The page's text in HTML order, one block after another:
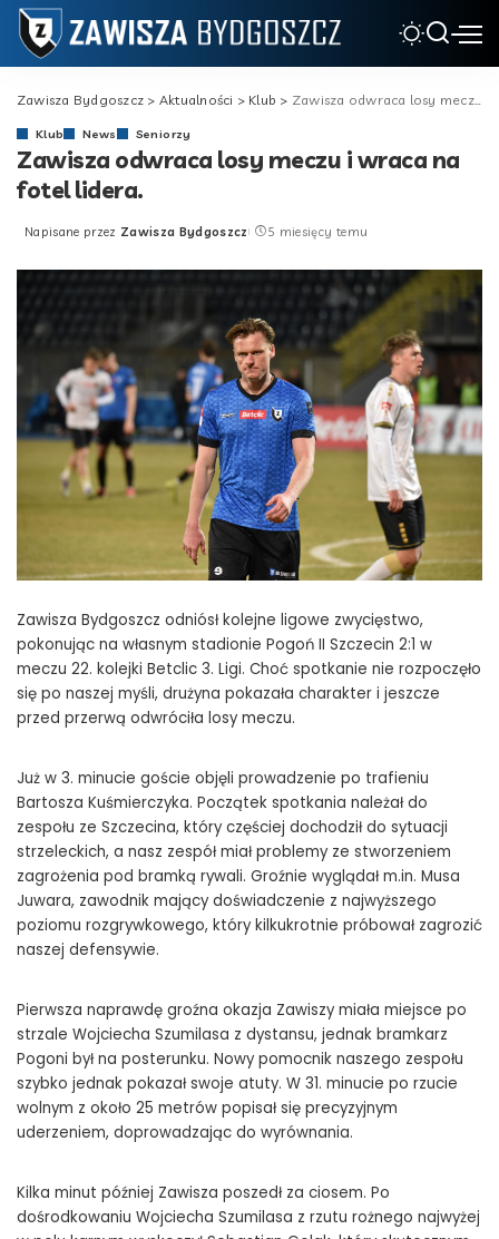
Zawisza Bydgoszcz > Aktualności > Klub > Zawisza odwraca losy meczu i wraca na fotel lidera.
Klub News Seniorzy
Zawisza odwraca losy meczu i wraca na
fotel lidera.
Posted
Napisane przez Zawisza Bydgoszcz 5 miesięcy temu
Zawisza Bydgoszcz odniósł kolejne ligowe zwycięstwo,
pokonując na własnym stadionie Pogoń II Szczecin 2:1 w
meczu 22. kolejki Betclic 3. Ligi. Choć spotkanie nie rozpoczęło
się po naszej myśli, drużyna pokazała charakter i jeszcze
przed przerwą odwróciła losy meczu.
Już w 3. minucie goście objęli prowadzenie po trafieniu
Bartosza Kuśmierczyka. Początek spotkania należał do
zespołu ze Szczecina, który częściej dochodził do sytuacji
strzeleckich, a nasz zespół miał problemy ze stworzeniem
zagrożenia pod bramką rywali. Groźnie wyglądał m.in. Musa
Juwara, zawodnik mający doświadczenie z najwyższego
poziomu rozgrywkowego, który kilkukrotnie próbował zagrozić
naszej defensywie.
Pierwsza naprawdę groźna okazja Zawiszy miała miejsce po
strzale Wojciecha Szumilasa z dystansu, jednak bramkarz
Pogoni był na posterunku. Nowy pomocnik naszego zespołu
szybko jednak pokazał swoje atuty. W 31. minucie po rzucie
wolnym z około 25 metrów popisał się precyzyjnym
uderzeniem, doprowadzając do wyrównania.
Kilka minut później Zawisza poszedł za ciosem. Po
dośrodkowaniu Wojciecha Szumilasa z rzutu rożnego najwyżej